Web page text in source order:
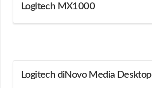
Logitech MX1000
Logitech diNovo Media Desktop